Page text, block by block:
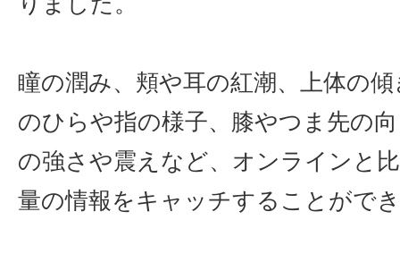
瞳の潤み、頬や耳の紅潮、上体の
のひらや指の様子、膝やつま先の
の強さや震えなど、オンラインと
量の情報をキャッチすることがで